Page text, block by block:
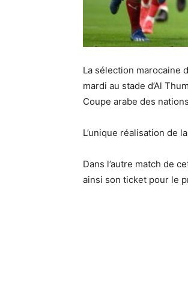
La sélection marocaine
mardi au stade d’Al
Coupe arabe des
L’unique réalisation de
Dans l’autre match de
ainsi son ticket pour le